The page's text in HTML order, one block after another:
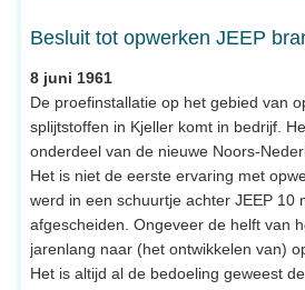
Besluit tot opwerken JEEP
8 juni 1961
De proefinstallatie op het gebied van
splijtstoffen in Kjeller komt in bedrijf.
onderdeel van de nieuwe Noors-
Het is niet de eerste ervaring met
werd in een schuurtje achter JEEP 10
afgescheiden. Ongeveer de helft van
jarenlang naar (het ontwikkelen van)
Het is altijd al de bedoeling geweest